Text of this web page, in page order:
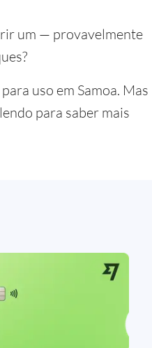
um — provavelmente
uso em Samoa. Mas
para saber mais